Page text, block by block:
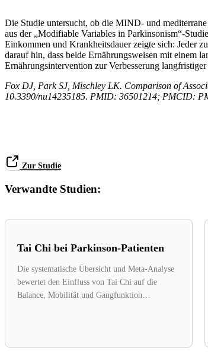
Die Studie untersucht, ob die MIND- und
aus der „Modifiable Variables in Parkinsonism“-
Einkommen und Krankheitsdauer zeigte sich: Jeder
darauf hin, dass beide Ernährungsweisen mit einem
Ernährungsintervention zur Verbesserung
Fox DJ, Park SJ, Mischley LK. Comparison of
10.3390/nu14235185. PMID: 36501214; PMCID:
Zur Studie
Verwandte Studien:
Tai Chi bei Parkinson-Patienten
Die systematische Übersicht und Meta-Analyse
bewertet den Einfluss von Tai Chi auf die
Balance, Mobilität und Gangfunktion